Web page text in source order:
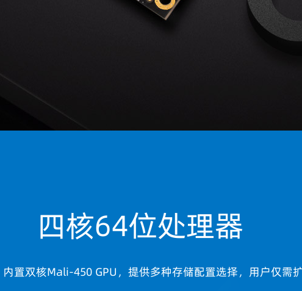
四核64位处理器
置双核Mali-450 GPU，提供多种存储配置选择，用户仅需